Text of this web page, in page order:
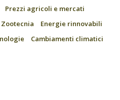
Prezzi agricoli e mercati
Zootecnia
Energie rinnovabili
Cambiamenti climatici